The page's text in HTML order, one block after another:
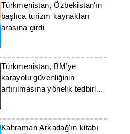
Türkmenistan, Özbekistan'ın
başlıca turizm kaynakları
arasına girdi
Türkmenistan, BM’ye
karayolu güvenliğinin
artırılmasına yönelik tedbirleri
sundu
Kahraman Arkadağ'ın kitabı